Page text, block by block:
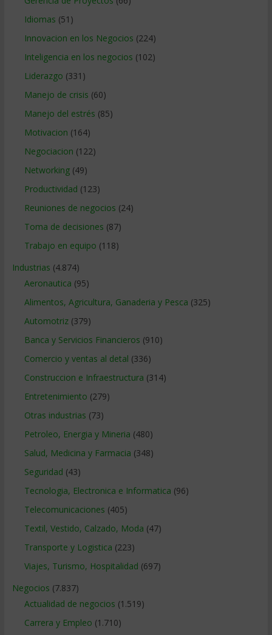
Idiomas (51)
Innovacion en los Negocios (224)
Inteligencia en los negocios (102)
Liderazgo (331)
Manejo de crisis (60)
Manejo del estrés (85)
Motivacion (164)
Negociacion (122)
Networking(49)
Productividad (123)
Reuniones de negocios (24)
Toma de decisiones (87)
Trabajo en equipo (118)
Industrias (4.874)
Aeronautica (95)
Alimentos, Agricultura, Ganaderia y Pesca (325)
Automotriz(379)
Banca y Servicios Financieros (910)
Comercio y ventas al detal (336)
Construccion e Infraestructura (314)
Entretenimiento (279)
Otras industrias (73)
Petroleo, Energia y Mineria (480)
Salud, Medicina y Farmacia (348)
Seguridad (43)
Tecnologia, Electronica e Informatica (96)
Telecomunicaciones (405)
Textil, Vestido, Calzado, Moda (47)
Transporte y Logistica (223)
Viajes, Turismo, Hospitalidad (697)
Negocios (7.837)
Actualidad de negocios (1.519)
Carrera y Empleo (1.710)